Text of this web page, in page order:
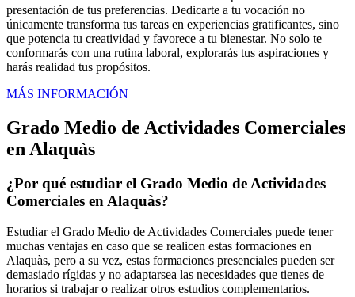
presentación de tus preferencias. Dedicarte a tu vocación no
únicamente transforma tus tareas en experiencias gratificantes, sino
que potencia tu creatividad y favorece a tu bienestar. No solo te
conformarás con una rutina laboral, explorarás tus aspiraciones y
harás realidad tus propósitos.
MÁS INFORMACIÓN
Grado Medio de Actividades Comerciales
en Alaquàs
¿Por qué estudiar el Grado Medio de Actividades
Comerciales en Alaquàs?
Estudiar el Grado Medio de Actividades Comerciales puede tener
muchas ventajas en caso que se realicen estas formaciones en
Alaquàs, pero a su vez, estas formaciones presenciales pueden ser
demasiado rígidas y no adaptarsea las necesidades que tienes de
horarios si trabajar o realizar otros estudios complementarios.